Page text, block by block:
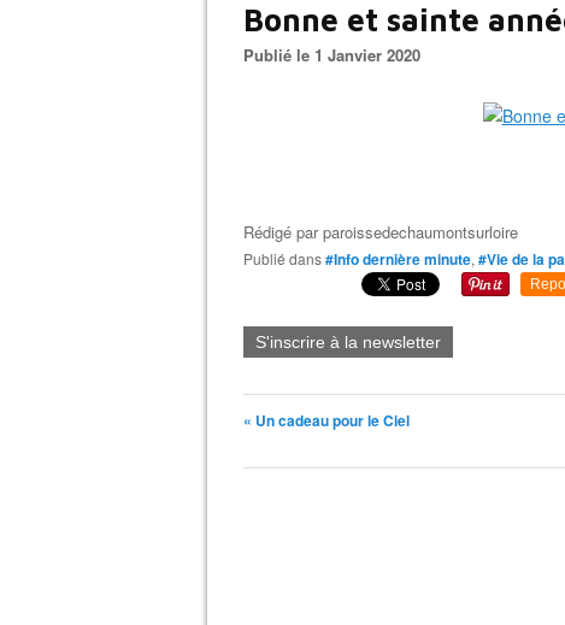
Bonne et sainte
Publié le 1 Janvier 2020
Rédigé parparoissedechaumontsurloire
Publié dans#Info dernière minute, #Vie de la
S'inscrire à la newsletter
« Un cadeau pour le Ciel